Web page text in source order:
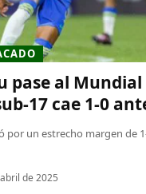
pase al Mundial
17 cae 1-0
por un estrecho margen de
de 2025